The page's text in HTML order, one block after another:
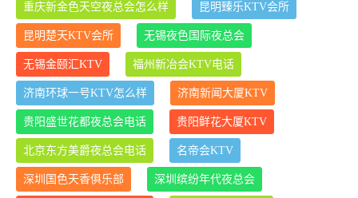
重庆新金色天空夜总会怎么样 昆明臻乐KTV会所
昆明楚天KTV会所 无锡夜色国际夜总会
无锡金颐汇KTV 福州新冶会KTV电话
济南环球一号KTV怎么样 济南新闻大厦KTV
贵阳盛世花都夜总会电话 贵阳鲜花大厦KTV
北京东方美爵夜总会电话 名帝会KTV
深圳国色天香俱乐部 深圳缤纷年代夜总会